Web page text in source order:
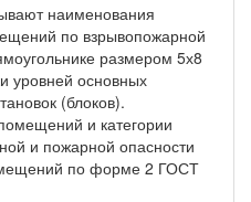
наименования
по взрывопожарной
размером 5х8
уровней основных
(блоков).
и категории
и пожарной опасности
по форме 2 ГОСТ